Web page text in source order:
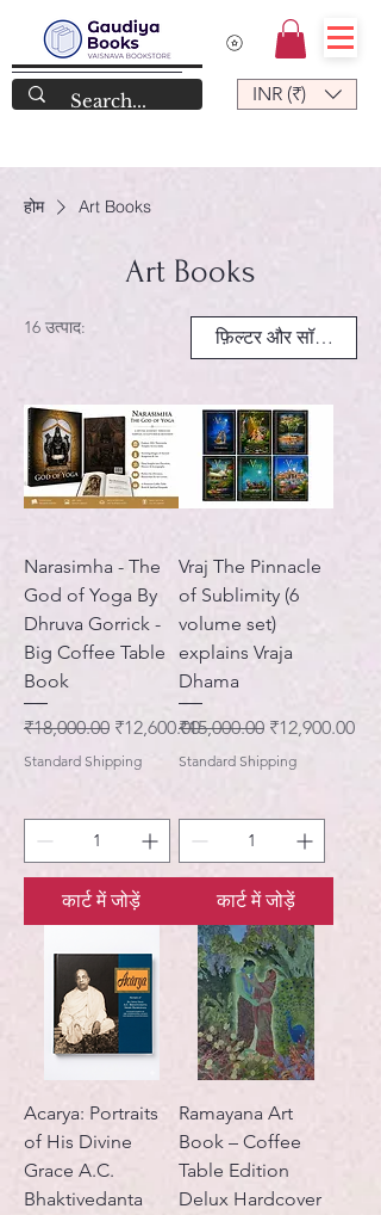
INR (₹)
होम Art Books
Art Books
16 उत्पाद: फ़िल्टर और सॉर्ट करें
Narasimha - The
God of Yoga By
Dhruva Gorrick -
Big Coffee Table
Book
नियमित मूल्य
₹18,000.00 बिक्री मूल्य
₹12,600.00
Standard Shipping
कार्ट में जोड़ें
Vraj The Pinnacle
of Sublimity (6
volume set)
explains Vraja
Dhama
नियमित मूल्य
₹15,000.00 बिक्री मूल्य
₹12,900.00
Standard Shipping
कार्ट में जोड़ें
Acarya: Portraits
of His Divine
Grace A.C.
Bhaktivedanta
Ramayana Art
Book – Coffee
Table Edition
Delux Hardcover